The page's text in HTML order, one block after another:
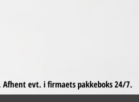
Afhent evt. i firmaets pakkeboks 24/7.